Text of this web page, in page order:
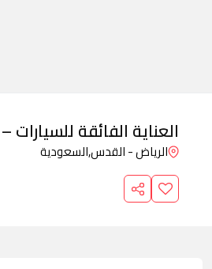
العناية الفائقة للسيارات
الرياض - القدس,السعودية